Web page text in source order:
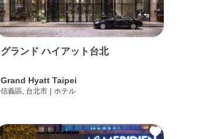
グランド ハイアット台北
Grand Hyatt Taipei
信義區, 台北市 ホテル